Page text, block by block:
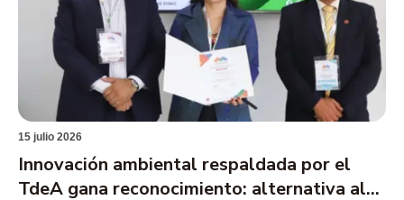
15 julio 2026
Innovación ambiental respaldada por el
TdeA gana reconocimiento: alternativa al